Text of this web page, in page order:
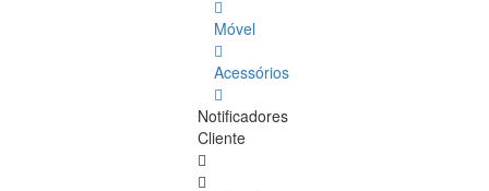
Móvel
Acessórios
Notificadores
Cliente